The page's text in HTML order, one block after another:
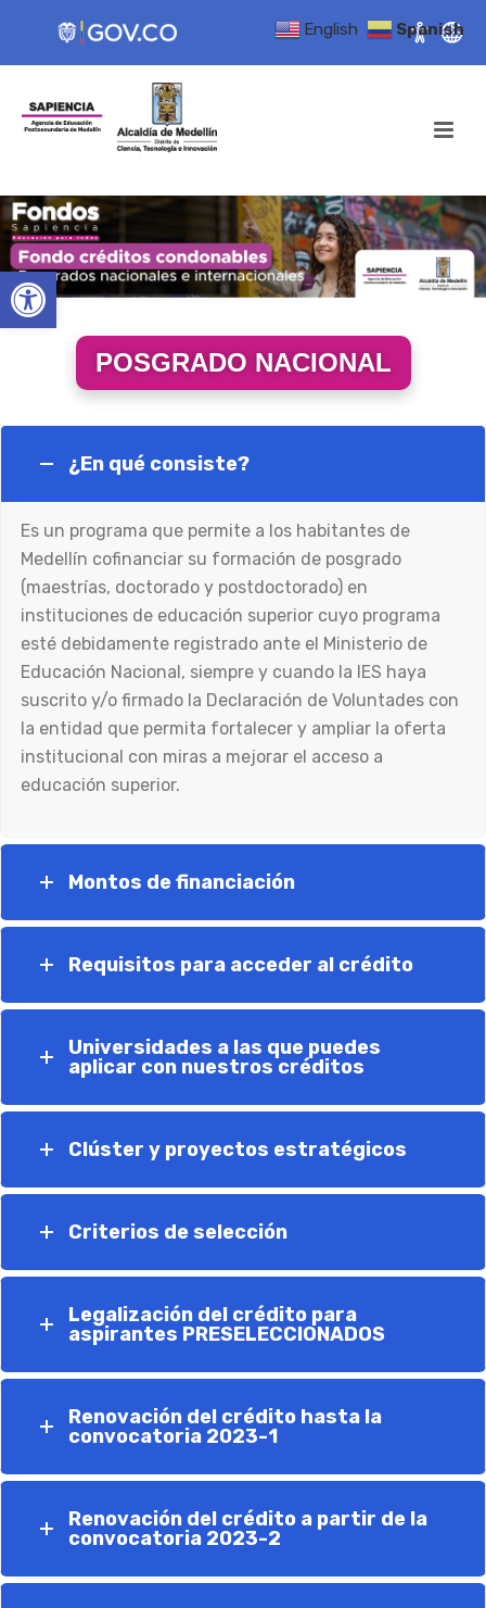
Open toolbar
POSGRADO NACIONAL
¿En qué consiste?
Es un programa que permite a los habitantes de
Medellín cofinanciar su formación de posgrado
(maestrías, doctorado y postdoctorado) en
instituciones de educación superior cuyo programa
esté debidamente registrado ante el Ministerio de
Educación Nacional, siempre y cuando la IES haya
suscrito y/o firmado la Declaración de Voluntades con
la entidad que permita fortalecer y ampliar la oferta
institucional con miras a mejorar el acceso a
educación superior.
Montos de financiación
Requisitos para acceder al crédito
Universidades a las que puedes
aplicar con nuestros créditos
Clúster y proyectos estratégicos
Criterios de selección
Legalización del crédito para
aspirantes PRESELECCIONADOS
Renovación del crédito hasta la
convocatoria 2023-1
Renovación del crédito a partir de la
convocatoria 2023-2
English Spanish